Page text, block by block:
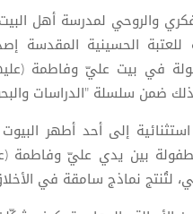
والروحي لمدرسة أهل
الحسينية المقدسة
في بيت عليّ وفاطمة
ضمن سلسلة "الدراسات
إلى أحد أطهر
بين يدي عليّ وفاطمة
لتُنتج نماذج سامقة في